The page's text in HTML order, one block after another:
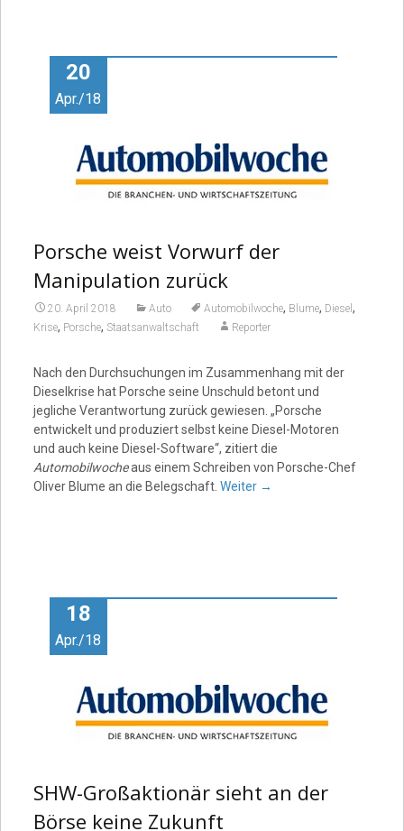
Video20
Apr./18
Porsche weist Vorwurf der
Manipulation zurück
20. April 2018 Auto Automobilwoche, Blume, Diesel ,
Krise, Porsche, Staatsanwaltschaft Reporter
Nach den Durchsuchungen im Zusammenhang mit der
Dieselkrise hat Porsche seine Unschuld betont und
jegliche Verantwortung zurück gewiesen. „Porsche
entwickelt und produziert selbst keine Diesel-Motoren
und auch keine Diesel-Software“, zitiert die
Automobilwocheaus einem Schreiben von Porsche-Chef
Oliver Blume an die Belegschaft. Weiter →
18
Apr./18
SHW-Großaktionär sieht an der
Börse keine Zukunft